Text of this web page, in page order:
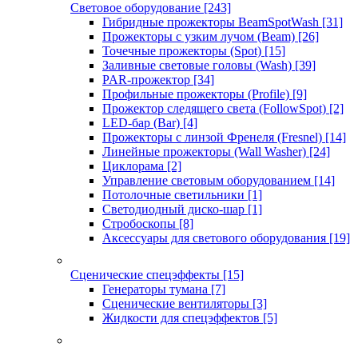
Световое оборудование [243]
Гибридные прожекторы BeamSpotWash [31]
Прожекторы с узким лучом (Beam) [26]
Точечные прожекторы (Spot) [15]
Заливные световые головы (Wash) [39]
PAR-прожектор [34]
Профильные прожекторы (Profile) [9]
Прожектор следящего света (FollowSpot) [2]
LED-бар (Bar) [4]
Прожекторы с линзой Френеля (Fresnel) [14]
Линейные прожекторы (Wall Washer) [24]
Циклорама [2]
Управление световым оборудованием [14]
Потолочные светильники [1]
Светодиодный диско-шар [1]
Стробоскопы [8]
Аксессуары для светового оборудования [19]
Сценические спецэффекты [15]
Генераторы тумана [7]
Сценические вентиляторы [3]
Жидкости для спецэффектов [5]